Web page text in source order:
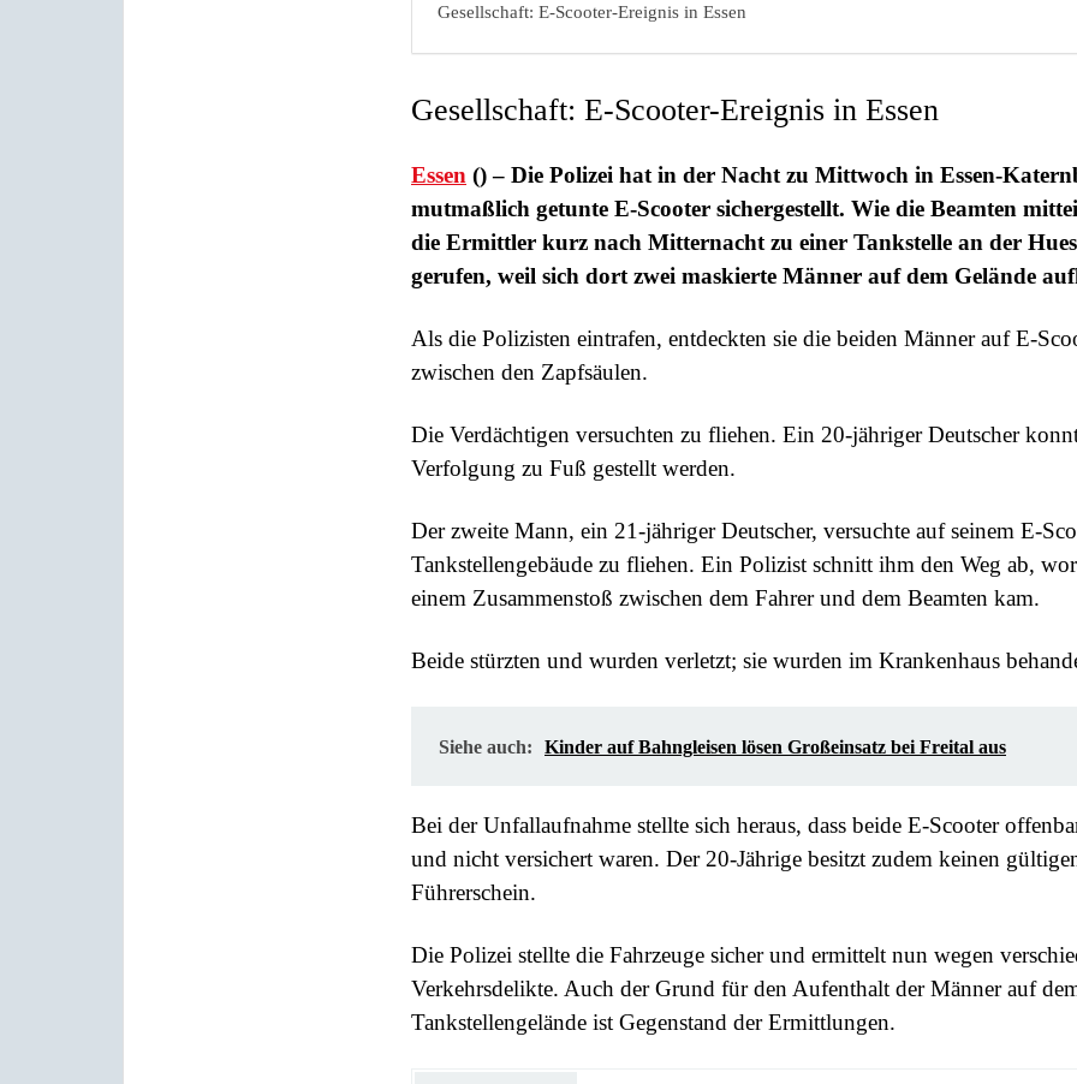
Gesellschaft: E-Scooter-Ereignis in Essen
Gesellschaft: E-Scooter-Ereignis in Essen
Essen () – Die Polizei hat in der Nacht zu Mittwoch in Essen-
mutmaßlich getunte E-Scooter sichergestellt. Wie die Beamten
die Ermittler kurz nach Mitternacht zu einer Tankstelle an der
gerufen, weil sich dort zwei maskierte Männer auf dem Gelände
Als die Polizisten eintrafen, entdeckten sie die beiden Männer auf E-
zwischen den Zapfsäulen.
Die Verdächtigen versuchten zu fliehen. Ein 20-jähriger Deutscher
Verfolgung zu Fuß gestellt werden.
Der zweite Mann, ein 21-jähriger Deutscher, versuchte auf seinem E-
Tankstellengebäude zu fliehen. Ein Polizist schnitt ihm den Weg ab,
einem Zusammenstoß zwischen dem Fahrer und dem Beamten kam.
Beide stürzten und wurden verletzt; sie wurden im Krankenhaus
Siehe auch: Kinder auf Bahngleisen lösen Großeinsatz bei Freital aus
Bei der Unfallaufnahme stellte sich heraus, dass beide E-Scooter
und nicht versichert waren. Der 20-Jährige besitzt zudem keinen
Führerschein.
Die Polizei stellte die Fahrzeuge sicher und ermittelt nun wegen
Verkehrsdelikte. Auch der Grund für den Aufenthalt der Männer auf
Tankstellengelände ist Gegenstand der Ermittlungen.